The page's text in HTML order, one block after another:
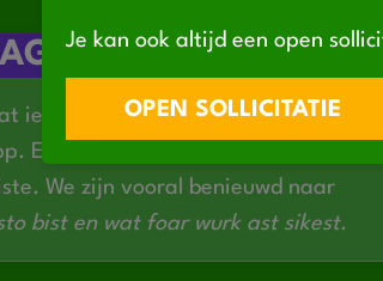
iets van je horen via de website, mail
Een cv mag maar is bij ons geen
We zijn vooral benieuwd naar
bist en wat foar wurk ast sikest.
Je kan ook altijd een open
OPEN SOLLICITATIE